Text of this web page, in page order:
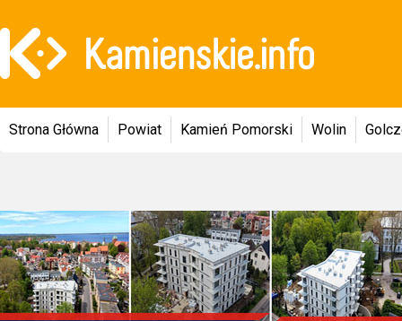
Strona Główna Powiat Kamień Pomorski Wolin